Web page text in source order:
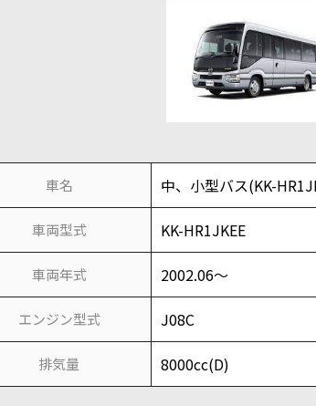
車名 中、小型バス(KK-
車両型式 KK-HR1JKEE
車両年式 2002.06～
エンジン型式 J08C
排気量 8000cc(D)